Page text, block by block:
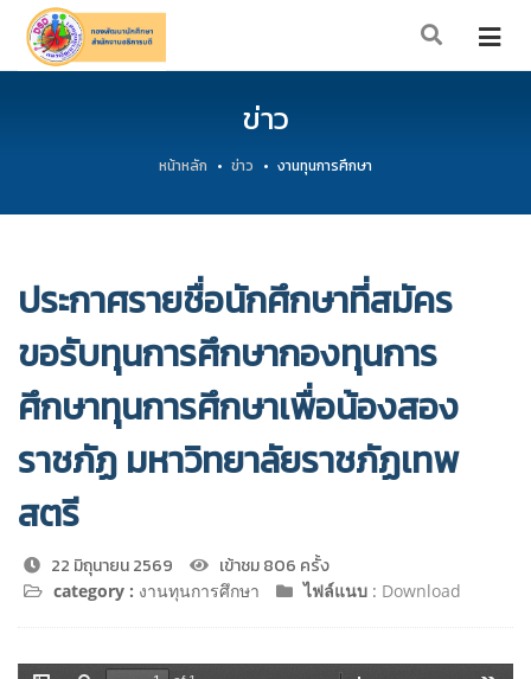
ข่าว
หน้าหลัก ข่าว งานทุนการศึกษา
ประกาศรายชื่อนักศึกษาที่สมัคร
ขอรับทุนการศึกษากองทุนการ
ศึกษาทุนการศึกษาเพื่อน้องสอง
ราชภัฏ มหาวิทยาลัยราชภัฏเทพ
สตรี
22 มิถุนายน 2569 เข้าชม 806 ครั้ง
category : งานทุนการศึกษา ไฟล์แนบ : Download